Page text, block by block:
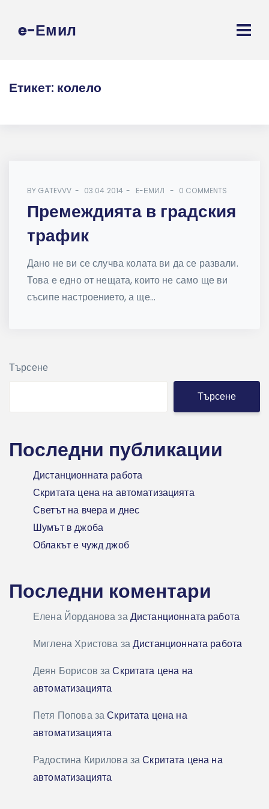
e-Емил
Етикет: колело
BY GATEVVV 03.04.2014 E-ЕМИЛ 0 COMMENTS
Премеждията в градския
трафик
Дано не ви се случва колата ви да се развали.
Това е едно от нещата, които не само ще ви
съсипе настроението, а ще...
Търсене
Търсене
Последни публикации
Дистанционната работа
Скритата цена на автоматизацията
Светът на вчера и днес
Шумът в джоба
Облакът е чужд джоб
Последни коментари
Елена ЙордановазаДистанционната работа
Миглена Христова заДистанционната работа
Деян Борисов заСкритата цена на
автоматизацията
Петя ПоповазаСкритата цена на
автоматизацията
Радостина КириловазаСкритата цена на
автоматизацията